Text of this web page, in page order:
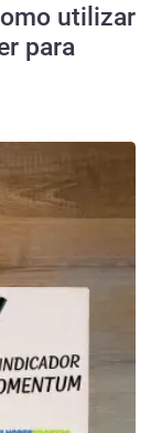
utilizar
para